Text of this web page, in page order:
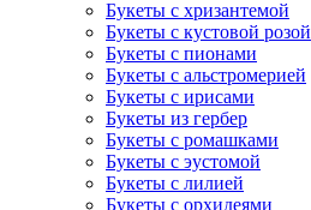
Букеты с хризантемой
Букеты с кустовой розой
Букеты с пионами
Букеты с альстромерией
Букеты с ирисами
Букеты из гербер
Букеты с ромашками
Букеты с эустомой
Букеты с лилией
Букеты с орхидеями